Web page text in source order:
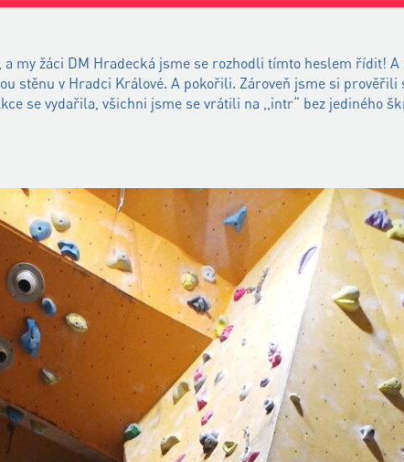
a my žáci DM Hradecká jsme se rozhodli tímto heslem řídit! A
stěnu v Hradci Králové. A pokořili. Zároveň jsme si prověřili
se vydařila, všichni jsme se vrátili na ,,intr“ bez jediného